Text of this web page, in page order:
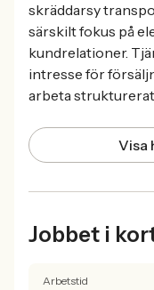
skräddarsy
särskilt fokus på
kundrelationer.
intresse för
arbeta
Visa
Jobbet i
Arbetstid